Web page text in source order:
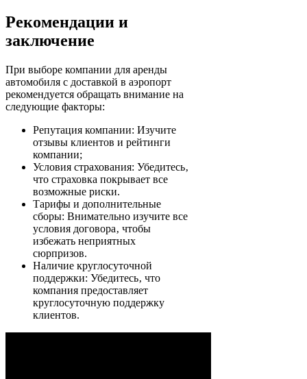
Рекомендации и
заключение
При выборе компании для аренды
автомобиля с доставкой в аэропорт
рекомендуется обращать внимание на
следующие факторы:
Репутация компании: Изучите
отзывы клиентов и рейтинги
компании;
Условия страхования: Убедитесь‚
что страховка покрывает все
возможные риски.
Тарифы и дополнительные
сборы: Внимательно изучите все
условия договора‚ чтобы
избежать неприятных
сюрпризов.
Наличие круглосуточной
поддержки: Убедитесь‚ что
компания предоставляет
круглосуточную поддержку
клиентов.